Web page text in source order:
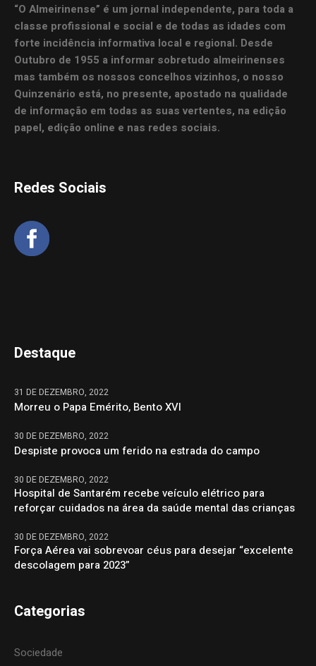
“O Almeirinense” é um jornal independente, para toda a
classe profissional e social e de todas as idades com
forte incidência informativa local e regional. Desde
Outubro de 1955 a informar sobretudo almeirinenses
mas também os nossos concelhos vizinhos, o nosso
Quinzenário está, no presente, apostado na qualidade
de informação em todas as suas vertentes, na edição
papel, edição online e nas redes sociais.
Redes Sociais
Destaque
31 DE DEZEMBRO, 2022
Morreu o Papa Emérito, Bento XVI
30 DE DEZEMBRO, 2022
Despiste provoca um ferido na estrada do campo
30 DE DEZEMBRO, 2022
Hospital de Santarém recebe veículo elétrico para
reforçar cuidados na área da saúde mental das crianças
30 DE DEZEMBRO, 2022
Força Aérea vai sobrevoar céus para desejar “excelente
descolagem para 2023”
Categorias
Sociedade